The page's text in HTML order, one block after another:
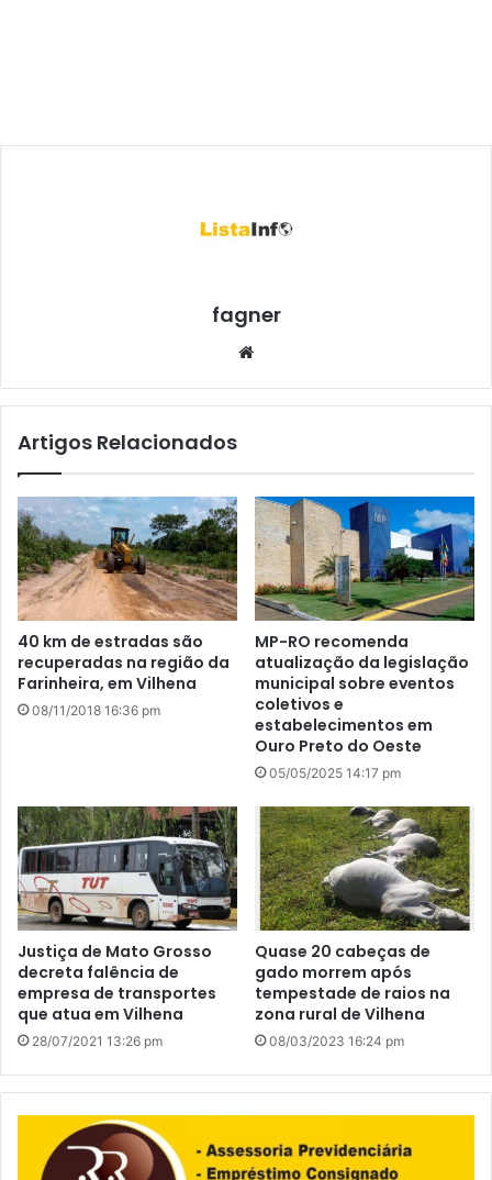
fagner
te
Artigos Relacionados
40 km de estradas são
recuperadas na região da
Farinheira, em Vilhena
08/11/2018 16:36 pm
MP-RO recomenda
atualização da legislação
municipal sobre eventos
coletivos e
estabelecimentos em
Ouro Preto do Oeste
05/05/2025 14:17 pm
Justiça de Mato Grosso
decreta falência de
empresa de transportes
que atua em Vilhena
28/07/2021 13:26 pm
Quase 20 cabeças de
gado morrem após
tempestade de raios na
zona rural de Vilhena
08/03/2023 16:24 pm